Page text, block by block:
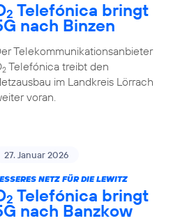
2 Telefónica bringt
nach Binzen
Telekommunikationsanbieter
2Telefónica treibt den
im Landkreis Lörrach
voran.
27. Januar 2026
NETZ FÜR DIE LEWITZ
2 Telefónica bringt
nach Banzkow